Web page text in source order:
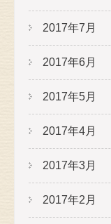
2017年7月
2017年6月
2017年5月
2017年4月
2017年3月
2017年2月